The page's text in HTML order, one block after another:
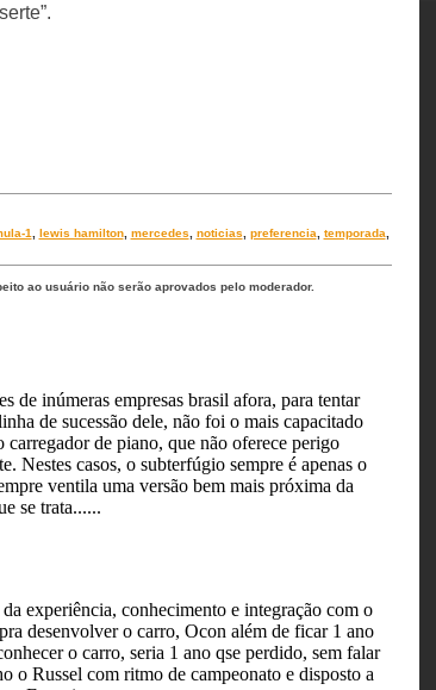
1 lewis hamilton, mercedes noticias preferencia temporada
ao usuário não serão aprovados pelo moderador.